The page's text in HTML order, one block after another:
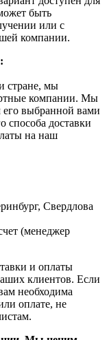
быть
или с
компании.
стране, мы
компании. Мы
его выбранной вами
способа доставки
на наш
Свердлова
(менеджер
и оплаты
клиентов. Если
необходима
оплате, не